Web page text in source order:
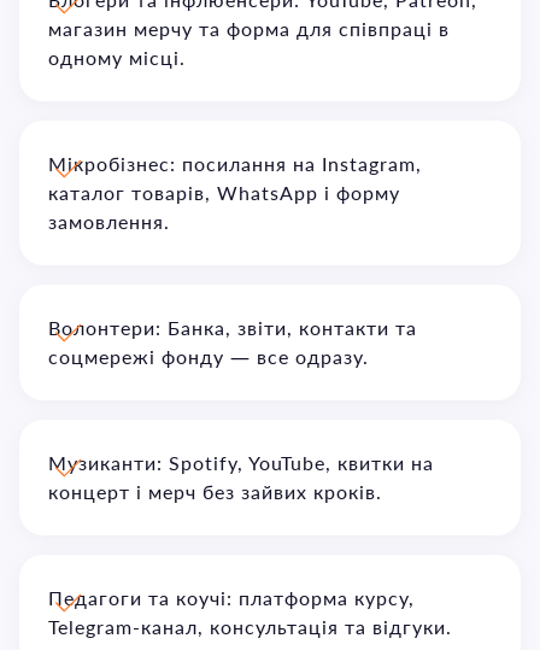
магазин мерчу та форма для співпраці в
одному місці.
Мікробізнес: посилання на Instagram,
каталог товарів, WhatsApp і форму
замовлення.
Волонтери: Банка, звіти, контакти та
соцмережі фонду — все одразу.
Музиканти: Spotify, YouTube, квитки на
концерт і мерч без зайвих кроків.
Педагоги та коучі: платформа курсу,
Telegram-канал, консультація та відгуки.